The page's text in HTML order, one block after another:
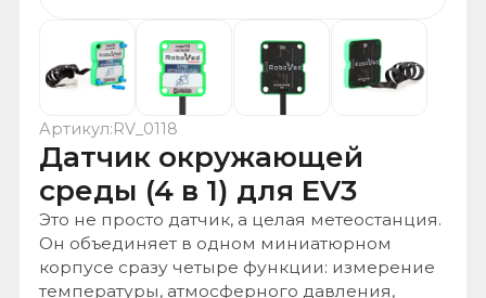
Датчик окружающей
среды (4 в 1) для EV3
Это не просто датчик, а целая метеостанция.
корпусе сразу четыре функции: измерение
температуры, атмосферного давления,
влажности и качества воздуха (за счет
определения летучих органических
соединений - VOC)...
Зарегистрированы на портале поставщиков
Работаем по 44 ФЗ
Работаем по 233 ФЗ